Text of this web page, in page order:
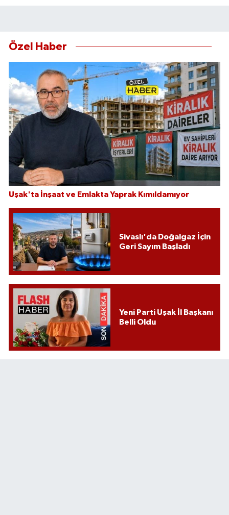
Özel Haber
Uşak'ta İnşaat ve Emlakta Yaprak Kımıldamıyor
Sivaslı'da Doğalgaz İçin
Geri Sayım Başladı
Yeni Parti Uşak İl Başkanı
Belli Oldu